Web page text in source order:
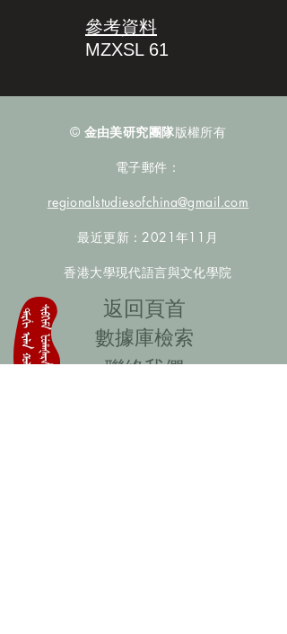
參考資料
MZXSL 61
© 金由美研究團隊版權所有
電子郵件：
regionalstudiesofchina@gmail.com
最近更新：2021年11月
香港大學現代語言與文化學院
​返回頁首
數據庫檢索
聯絡我們